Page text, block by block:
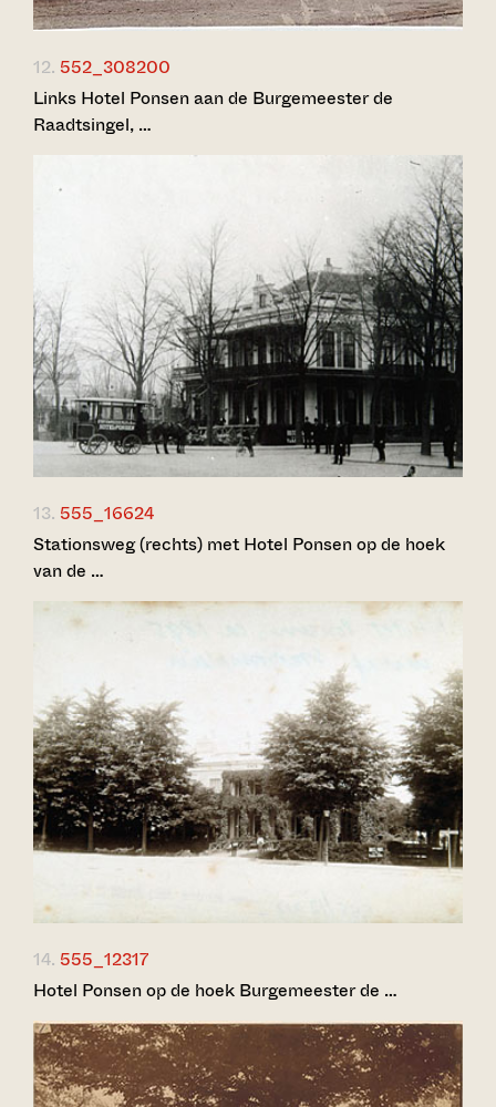
12. 552_308200
Links Hotel Ponsen aan de Burgemeester de
Raadtsingel, …
13. 555_16624
Stationsweg (rechts) met Hotel Ponsen op de hoek
van de …
14. 555_12317
Hotel Ponsen op de hoek Burgemeester de …